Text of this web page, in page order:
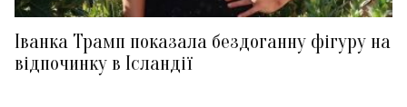
Іванка Трамп показала бездоганну фігуру на
відпочинку в Ісландії